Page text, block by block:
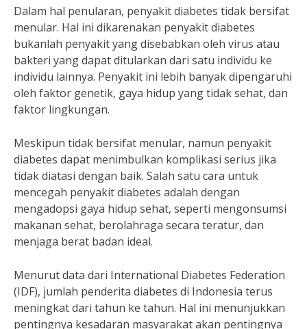
Dalam hal penularan, penyakit diabetes tidak bersifat
menular. Hal ini dikarenakan penyakit diabetes
bukanlah penyakit yang disebabkan oleh virus atau
bakteri yang dapat ditularkan dari satu individu ke
individu lainnya. Penyakit ini lebih banyak dipengaruhi
oleh faktor genetik, gaya hidup yang tidak sehat, dan
faktor lingkungan.
Meskipun tidak bersifat menular, namun penyakit
diabetes dapat menimbulkan komplikasi serius jika
tidak diatasi dengan baik. Salah satu cara untuk
mencegah penyakit diabetes adalah dengan
mengadopsi gaya hidup sehat, seperti mengonsumsi
makanan sehat, berolahraga secara teratur, dan
menjaga berat badan ideal.
Menurut data dari International Diabetes Federation
(IDF), jumlah penderita diabetes di Indonesia terus
meningkat dari tahun ke tahun. Hal ini menunjukkan
pentingnya kesadaran masyarakat akan pentingnya